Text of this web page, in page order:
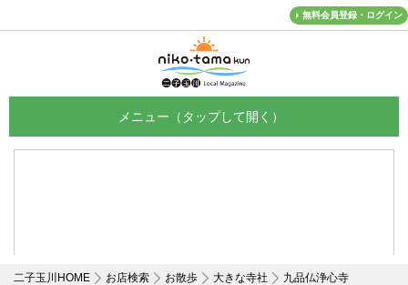
無料会員登録・ログイン
二子玉川HOME お店検索 お散歩 大きな寺社 九品仏浄心寺
メニュー